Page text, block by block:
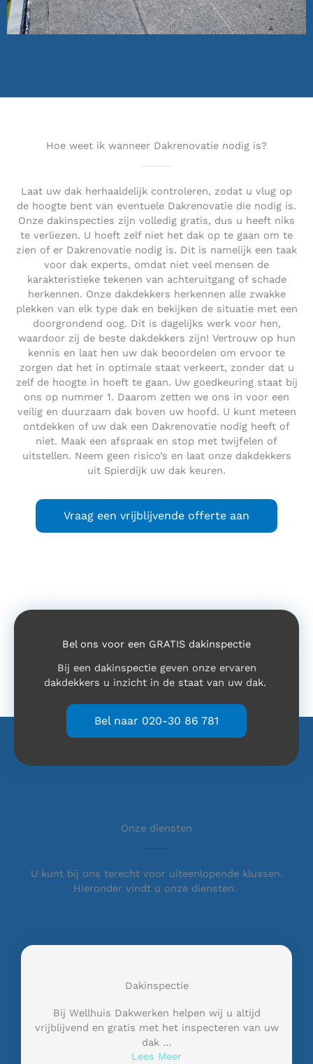
Hoe weet ik wanneer Dakrenovatie nodig is?
Laat uw dak herhaaldelijk controleren, zodat u vlug op
de hoogte bent van eventuele Dakrenovatie die nodig is.
Onze dakinspecties zijn volledig gratis, dus u heeft niks
te verliezen. U hoeft zelf niet het dak op te gaan om te
zien of er Dakrenovatie nodig is. Dit is namelijk een taak
voor dak experts, omdat niet veel mensen de
karakteristieke tekenen van achteruitgang of schade
herkennen. Onze dakdekkers herkennen alle zwakke
plekken van elk type dak en bekijken de situatie met een
doorgrondend oog. Dit is dagelijks werk voor hen,
waardoor zij de beste dakdekkers zijn! Vertrouw op hun
kennis en laat hen uw dak beoordelen om ervoor te
zorgen dat het in optimale staat verkeert, zonder dat u
zelf de hoogte in hoeft te gaan. Uw goedkeuring staat bij
ons op nummer 1. Daarom zetten we ons in voor een
veilig en duurzaam dak boven uw hoofd. U kunt meteen
ontdekken of uw dak een Dakrenovatie nodig heeft of
niet. Maak een afspraak en stop met twijfelen of
uitstellen. Neem geen risico’s en laat onze dakdekkers
uit Spierdijk uw dak keuren.
Vraag een vrijblijvende offerte aan
Bel ons voor een GRATIS dakinspectie
Bij een dakinspectie geven onze ervaren
dakdekkers u inzicht in de staat van uw dak.
Bel naar 020-30 86 781
Onze diensten
U kunt bij ons terecht voor uiteenlopende klussen.
Hieronder vindt u onze diensten.
Dakinspectie
Bij Wellhuis Dakwerken helpen wij u altijd
vrijblijvend en gratis met het inspecteren van uw
dak …
Lees Meer